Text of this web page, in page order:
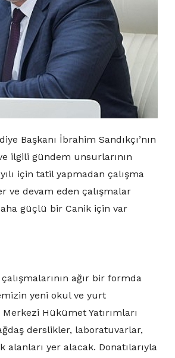
Başkanı İbrahim Sandıkçı’nın
ilgili gündem unsurlarının
için tatil yapmadan çalışma
ve devam eden çalışmalar
güçlü bir Canik için var
ağır bir formda
yeni okul ve yurt
Hükümet Yatırımları
derslikler, laboratuvarlar,
yer alacak. Donatılarıyla